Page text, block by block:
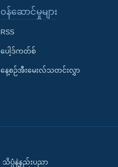
၀န်ဆောင်မှုများ
RSS
ပေါ့ဒ်ကတ်စ်
နေ့စဉ်အီးမေးလ်သတင်းလွှာ
သိပ္ပံနဲ့နည်းပညာ